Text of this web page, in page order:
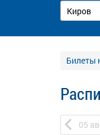
Билеты
05